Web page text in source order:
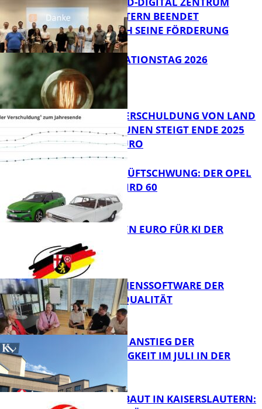
Bildung
FB News
KAISERSLAUTERN BEENDET
ERFOLGREICH SEINE FÖRDERUNG
Bildung
SIAK-INNOVATIONSTAG 2026
FB News
PRO-KOPF-VERSCHULDUNG VON LAND
UND KOMMUNEN STEIGT ENDE 2025
AUF 9.600 EURO
IKONE MIT HÜFTSCHWUNG: DER OPEL
REKORD C WIRD 60
Bildung
20 MILLIONEN EURO FÜR KI DER
ZUKUNFT
FB News
UNTERNEHMENSSOFTWARE DER
HÖCHSTEN QUALITÄT
SAISONALER ANSTIEG DER
ARBEITSLOSIGKEIT IM JULI IN DER
VODAFONE BAUT IN KAISERSLAUTERN: